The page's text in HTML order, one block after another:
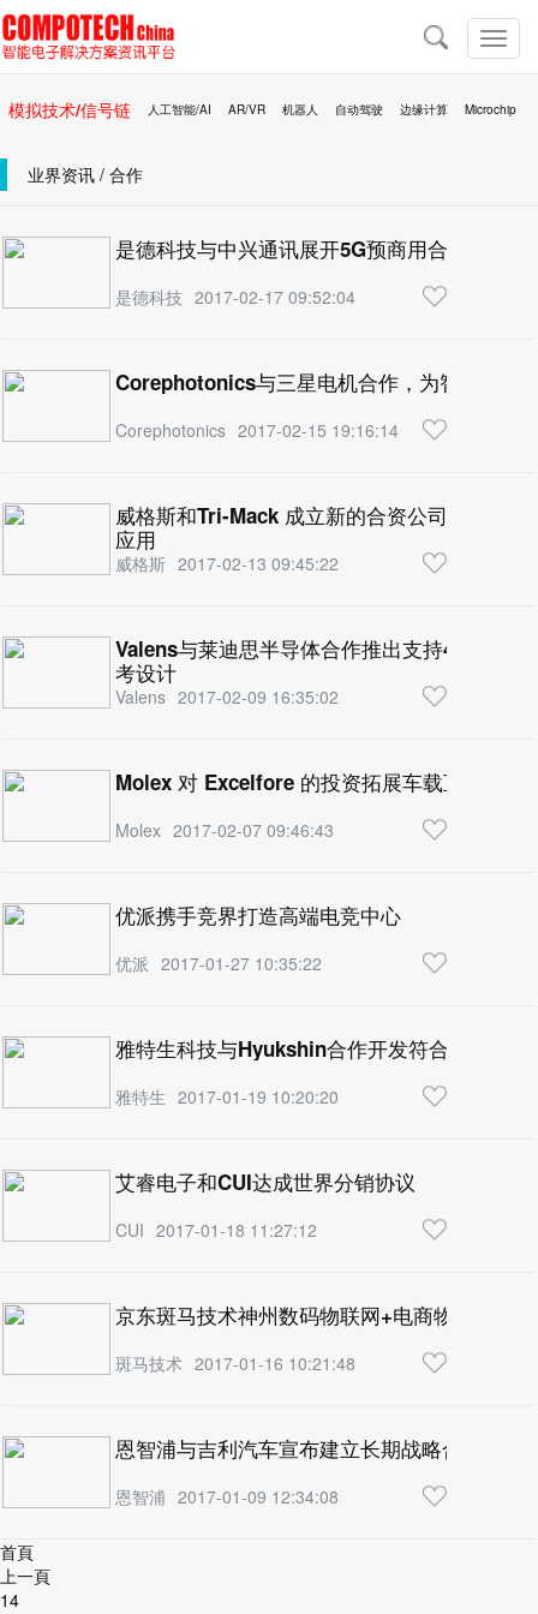
切
换
航
导
航
模拟技术/信号链 人工智能/AI AR/VR 机器人 自动驾驶 边缘计算 Microchip
业界资讯 / 合作
是德科技与中兴通讯展开5G预商用合作
是德科技 2017-02-17 09:52:04
Corephotonics与三星电机合作，为智能手机
Corephotonics 2017-02-15 19:16:14
威格斯和Tri-Mack 成立新的合资公司将推动
应用
威格斯 2017-02-13 09:45:22
Valens与莱迪思半导体合作推出支持4K 60Hz
考设计
Valens 2017-02-09 16:35:02
Molex 对 Excelfore 的投资拓展车载互连平台
Molex 2017-02-07 09:46:43
优派携手竞界打造高端电竞中心
优派 2017-01-27 10:35:22
雅特生科技与Hyukshin合作开发符合SIL4认
雅特生 2017-01-19 10:20:20
艾睿电子和CUI达成世界分销协议
CUI 2017-01-18 11:27:12
京东斑马技术神州数码物联网+电商物流联合
斑马技术 2017-01-16 10:21:48
恩智浦与吉利汽车宣布建立长期战略合作伙伴
恩智浦 2017-01-09 12:34:08
首頁
上一頁
14